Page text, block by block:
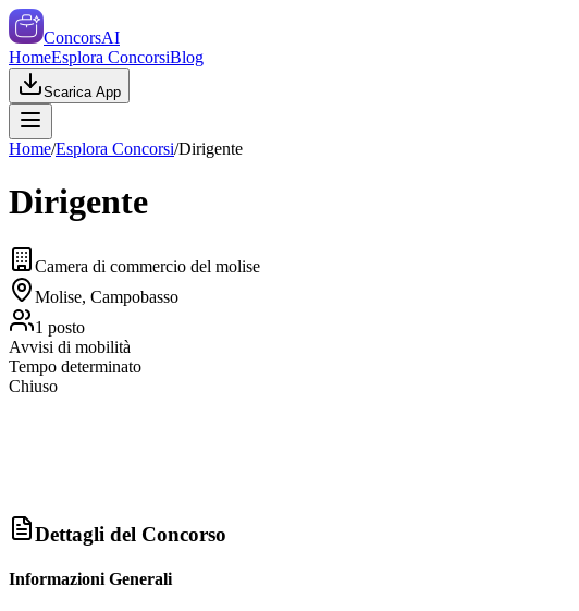
ConcorsAI
HomeEsplora ConcorsiBlog
Scarica App
Home/Esplora Concorsi/Dirigente
Dirigente
Camera di commercio del molise
Molise, Campobasso
1 posto
Avvisi di mobilità
Tempo determinato
Chiuso
Dettagli del Concorso
Informazioni Generali